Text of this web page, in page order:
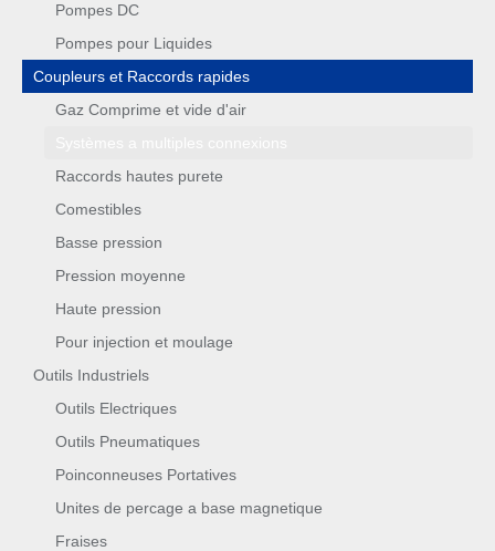
Pompes DC
Pompes pour Liquides
Coupleurs et Raccords rapides
Gaz Comprime et vide d'air
Raccords hautes purete
Comestibles
Basse pression
Pression moyenne
Haute pression
Pour injection et moulage
Outils Industriels
Outils Electriques
Outils Pneumatiques
Poinconneuses Portatives
Unites de percage a base magnetique
Fraises